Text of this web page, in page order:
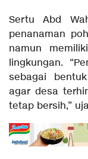
Sertu Abd
penanaman
namun
lingkungan.
sebagai
agar desa
tetap bersih,”